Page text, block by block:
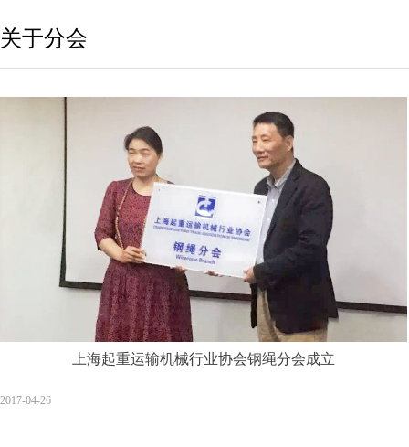
关于分会
上海起重运输机械行业协会钢绳分会成立
2017-04-26